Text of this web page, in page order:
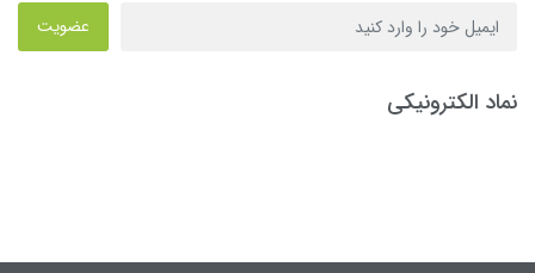
عضویت
نماد الکترونیکی